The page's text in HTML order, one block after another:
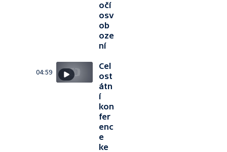
očí
osv
ob
oze
ní
04:59
Cel
ost
átn
í
kon
fer
enc
e
ke